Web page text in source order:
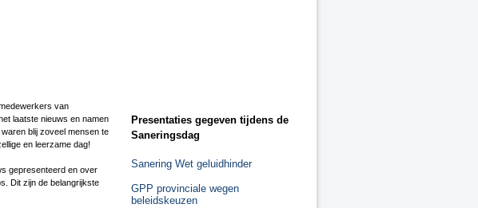
van
laatste nieuws en namen
blij zoveel mensen te
en leerzame dag!
gepresenteerd en over
Dit zijn de belangrijkste
Presentaties gegeven tijdens de
Saneringsdag
Sanering Wet geluidhinder
GPP provinciale wegen
beleidskeuzen